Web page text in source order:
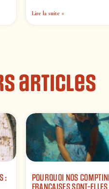
Lire la suite »
articles
:
POURQUOI NOS